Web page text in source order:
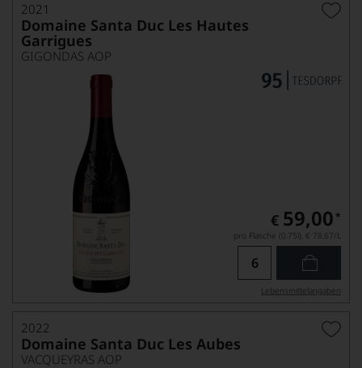
2021
Domaine Santa Duc Les Hautes
Garrigues
GIGONDAS AOP
€ 59,00 *
pro Flasche (0.75l), € 78,67/L
Lebensmittel­angaben
2022
Domaine Santa Duc Les Aubes
VACQUEYRAS AOP